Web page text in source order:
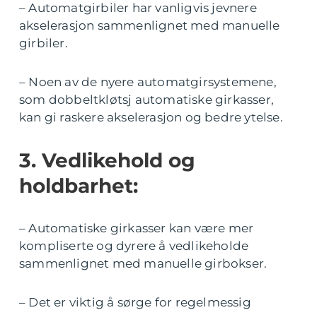
– Automatgirbiler har vanligvis jevnere
akselerasjon sammenlignet med manuelle
girbiler.
– Noen av de nyere automatgirsystemene,
som dobbeltkløtsj automatiske girkasser,
kan gi raskere akselerasjon og bedre ytelse.
3. Vedlikehold og
holdbarhet:
– Automatiske girkasser kan være mer
kompliserte og dyrere å vedlikeholde
sammenlignet med manuelle girbokser.
– Det er viktig å sørge for regelmessig